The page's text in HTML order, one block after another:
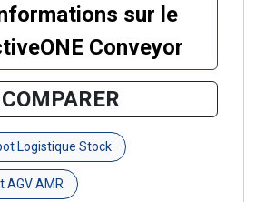
sur le
Conveyor
COMPARER
Logistique Stock
AGV AMR